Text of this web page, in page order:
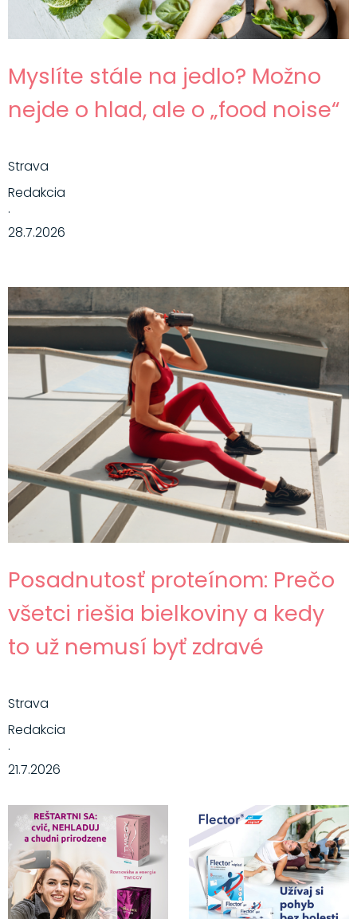
Myslíte stále na jedlo? Možno
nejde o hlad, ale o „food noise“
Strava
Redakcia
·
28.7.2026
Posadnutosť proteínom: Prečo
všetci riešia bielkoviny a kedy
to už nemusí byť zdravé
Strava
Redakcia
·
21.7.2026